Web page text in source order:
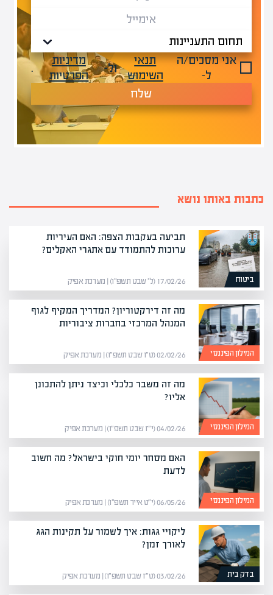
אני מסכים/ה
ל-
תנאי
השימוש
ול-
מדיניות
הפרטיות
.
שלח
כתבות באותו נושא
ביטוח
תביעה בעקבות הצפה: האם העיריות
ערוכות להתמודד עם אתגרי האקלים?
17/02/26 (ל׳ שבט תשפ״ו) | מערכת אפיק
המילון הפיננסי
מה זה דירקטוריון? המדריך המקיף לגוף
המנהל המרכזי בחברות ציבוריות
02/02/26 (ט״ו שבט תשפ״ו) | מערכת אפיק
המילון הפיננסי
מה זה משבר כלכלי וכיצד ניתן להתכונן
אליו?
04/02/26 (י״ז שבט תשפ״ו) | מערכת אפיק
המילון הפיננסי
האם מסחר יומי חוקי בישראל? מה חשוב
לדעת
06/05/26 (י״ט אייר תשפ״ו) | מערכת אפיק
בדק בית
ליקויי גגות: איך לשמור על תקינות הגג
לאורך זמן?
03/02/26 (ט״ז שבט תשפ״ו) | מערכת אפיק